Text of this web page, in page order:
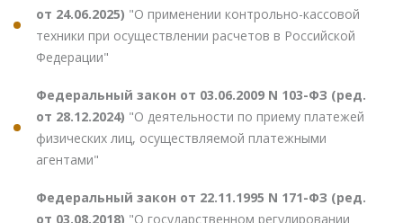
от 24.06.2025) "О применении контрольно-кассовой
техники при осуществлении расчетов в Российской
Федерации"
Федеральный закон от 03.06.2009 N 103-ФЗ (ред.
от 28.12.2024) "О деятельности по приему платежей
физических лиц, осуществляемой платежными
агентами"
Федеральный закон от 22.11.1995 N 171-ФЗ (ред.
от 03.08.2018) "О государственном регулировании